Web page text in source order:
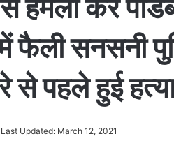
से हमला कर
में फैली सनसनी
से पहले हुई
Last Updated: March 12, 2021